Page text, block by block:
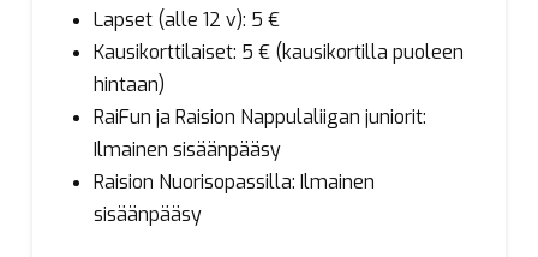
Lapset (alle 12 v): 5 €
Kausikorttilaiset: 5 € (kausikortilla puoleen
hintaan)
RaiFun ja Raision Nappulaliigan juniorit:
Ilmainen sisäänpääsy
Raision Nuorisopassilla: Ilmainen
sisäänpääsy